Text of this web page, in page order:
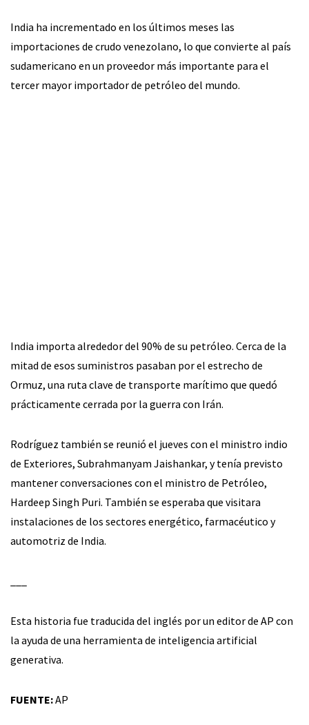
India ha incrementado en los últimos meses las
importaciones de crudo venezolano, lo que convierte al país
sudamericano en un proveedor más importante para el
tercer mayor importador de petróleo del mundo.
India importa alrededor del 90% de su petróleo. Cerca de la
mitad de esos suministros pasaban por el estrecho de
Ormuz, una ruta clave de transporte marítimo que quedó
prácticamente cerrada por la guerra con Irán.
Rodríguez también se reunió el jueves con el ministro indio
de Exteriores, Subrahmanyam Jaishankar, y tenía previsto
mantener conversaciones con el ministro de Petróleo,
Hardeep Singh Puri. También se esperaba que visitara
instalaciones de los sectores energético, farmacéutico y
automotriz de India.
Esta historia fue traducida del inglés por un editor de AP con
la ayuda de una herramienta de inteligencia artificial
generativa.
FUENTE:AP